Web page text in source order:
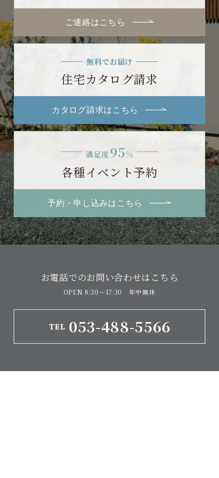
ご連絡はこちら
無料でお届け
住宅カタログ請求
カタログ請求はこちら
満足度95%
各種イベント予約
予約・申し込みはこちら
お電話でのお問い合わせはこちら
TEL 053-488-5566
OPEN 8:30〜17:30 年中無休